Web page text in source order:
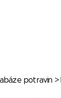
potravin >